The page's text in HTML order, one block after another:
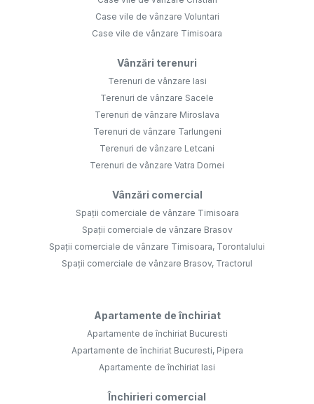
Case vile de vânzare Voluntari
Case vile de vânzare Timisoara
Vânzări terenuri
Terenuri de vânzare Iasi
Terenuri de vânzare Sacele
Terenuri de vânzare Miroslava
Terenuri de vânzare Tarlungeni
Terenuri de vânzare Letcani
Terenuri de vânzare Vatra Dornei
Vânzări comercial
Spații comerciale de vânzare Timisoara
Spații comerciale de vânzare Brasov
Spații comerciale de vânzare Timisoara, Torontalului
Spații comerciale de vânzare Brasov, Tractorul
Apartamente de închiriat
Apartamente de închiriat Bucuresti
Apartamente de închiriat Bucuresti, Pipera
Apartamente de închiriat Iasi
Închirieri comercial